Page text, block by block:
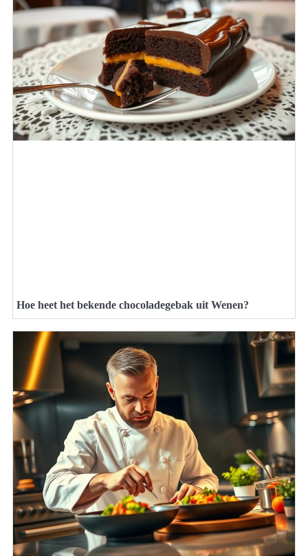
Hoe heet het bekende chocoladegebak uit Wenen?